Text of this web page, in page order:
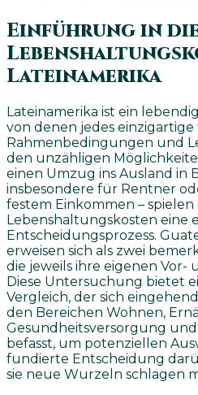
Einführung in
Lateinamerika
Lateinamerika ist ein
von denen jedes
Rahmenbedingungen und
den unzähligen
einen Umzug ins Ausland in
insbesondere für Rentner
festem Einkommen – spielen
Lebenshaltungskosten eine
Entscheidungsprozess.
erweisen sich als zwei
die jeweils ihre eigenen Vor-
Diese Untersuchung bietet
Vergleich, der sich
den Bereichen Wohnen,
Gesundheitsversorgung
befasst, um potenziellen
fundierte Entscheidung
sie neue Wurzeln schlagen